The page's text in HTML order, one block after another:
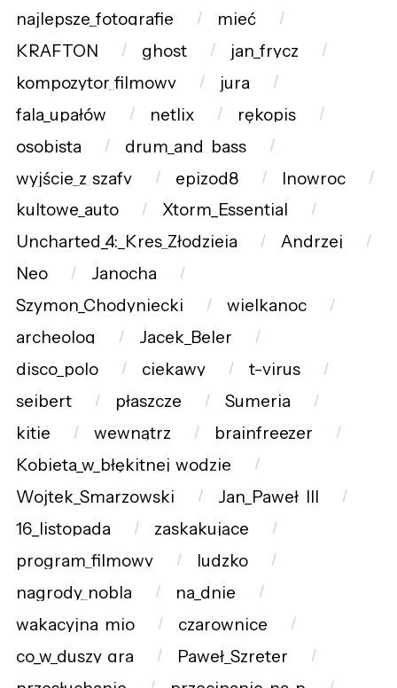
najlepsze_fotografie
mieć
KRAFTON
ghost
jan_frycz
kompozytor_filmowy
jura
fala_upałów
netlix
rękopis
osobista
drum_and_bass
wyjście_z_szafy
epizod8
Inowroc
kultowe_auto
Xtorm_Essential
Uncharted_4:_Kres_Złodzieja
Andrzej
Neo
Janocha
Szymon_Chodyniecki
wielkanoc
archeolog
Jacek_Beler
disco_polo
ciekawy
t-virus
seibert
płaszcze
Sumeria
kitie
wewnątrz
brainfreezer
Kobieta_w_błękitnej_wodzie
Wojtek_Smarzowski
Jan_Paweł_III
16_listopada
zaskakujące
program_filmowy
ludzko
nagrody_nobla
na_dnie
wakacyjna_mio
czarownice
co_w_duszy_gra
Paweł_Szreter